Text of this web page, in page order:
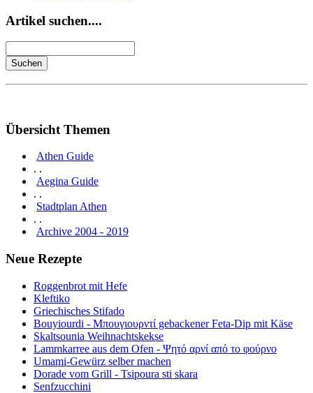
Artikel suchen....
Übersicht Themen
Athen Guide
. .
Aegina Guide
. .
Stadtplan Athen
. .
Archive 2004 - 2019
Neue Rezepte
Roggenbrot mit Hefe
Kleftiko
Griechisches Stifado
Bouyiourdi - Μπουγιουρντί gebackener Feta-Dip mit Käse
Skaltsounia Weihnachtskekse
Lammkarree aus dem Ofen - Ψητό αρνί από το φούρνο
Umami-Gewürz selber machen
Dorade vom Grill - Tsipoura sti skara
Senfzucchini